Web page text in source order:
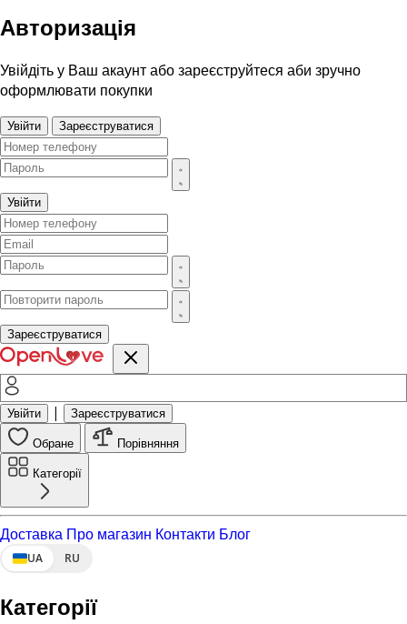
Авторизація
Увійдіть у Ваш акаунт або зареєструйтеся аби зручно
оформлювати покупки
Увійти Зареєструватися
Увійти
Зареєструватися
Увійти | Зареєструватися
Обране Порівняння
Категорії
Доставка Про магазин Контакти Блог
UA RU
Категорії